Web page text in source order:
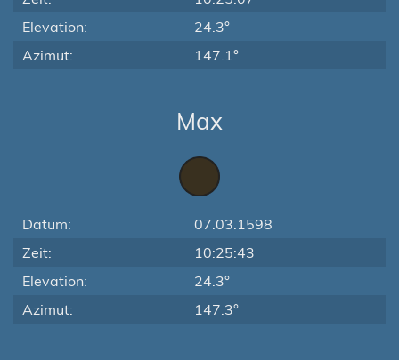
Elevation:
24.3°
Azimut:
147.1°
Max
Datum:
07.03.1598
Zeit:
10:25:43
Elevation:
24.3°
Azimut:
147.3°